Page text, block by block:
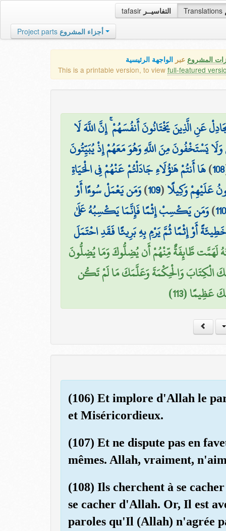
tafasir التفاسيــر Translations
Project parts أجزاء المشروع
المشروع عبر الواجهة الرئيسية
This is a printable version, to view full-featured
عَنِ الَّذِينَ يَخْتَانُونَ أَنفُسَهُمْ ۚ إِنَّ اللَّهَ لَا
يَسْتَخْفُونَ مِنَ اللَّهِ وَهُوَ مَعَهُمْ إِذْ يُبَيِّتُونَ
108
)هَا أَنتُمْ هَٰؤُلَاءِ جَادَلْتُمْ عَنْهُمْ فِي الْحَيَاةِ
عَلَيْهِمْ وَكِيلًا(
109
)وَمَن يَعْمَلْ سُوءًا أَوْ
110
)وَمَن يَكْسِبْ إِثْمًا فَإِنَّمَا يَكْسِبُهُ عَلَىٰ
أَوْ إِثْمًا ثُمَّ يَرْمِ بِهِ بَرِيئًا فَقَدِ احْتَمَلَ
لَهَمَّت طَّائِفَةٌ مِّنْهُمْ أَن يُضِلُّوكَ وَمَا يُضِلُّونَ
الْكِتَابَ وَالْحِكْمَةَ وَعَلَّمَكَ مَا لَمْ تَكُن
(113)
(106) Et implore d'Allah le
et Miséricordieux.
(107) Et ne dispute pas en
mêmes. Allah, vraiment,
(108) Ils cherchent à se
se cacher d'Allah. Or, Il est
paroles qu'Il (Allah) n'agrée